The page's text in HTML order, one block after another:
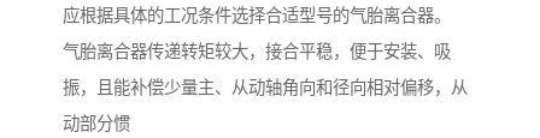
应根据具体的工况条件选择合适型号的气胎离合器。
气胎离合器传递转矩较大，接合平稳，便于安装、吸
振，且能补偿少量主、从动轴角向和径向相对偏移，从
动部分惯